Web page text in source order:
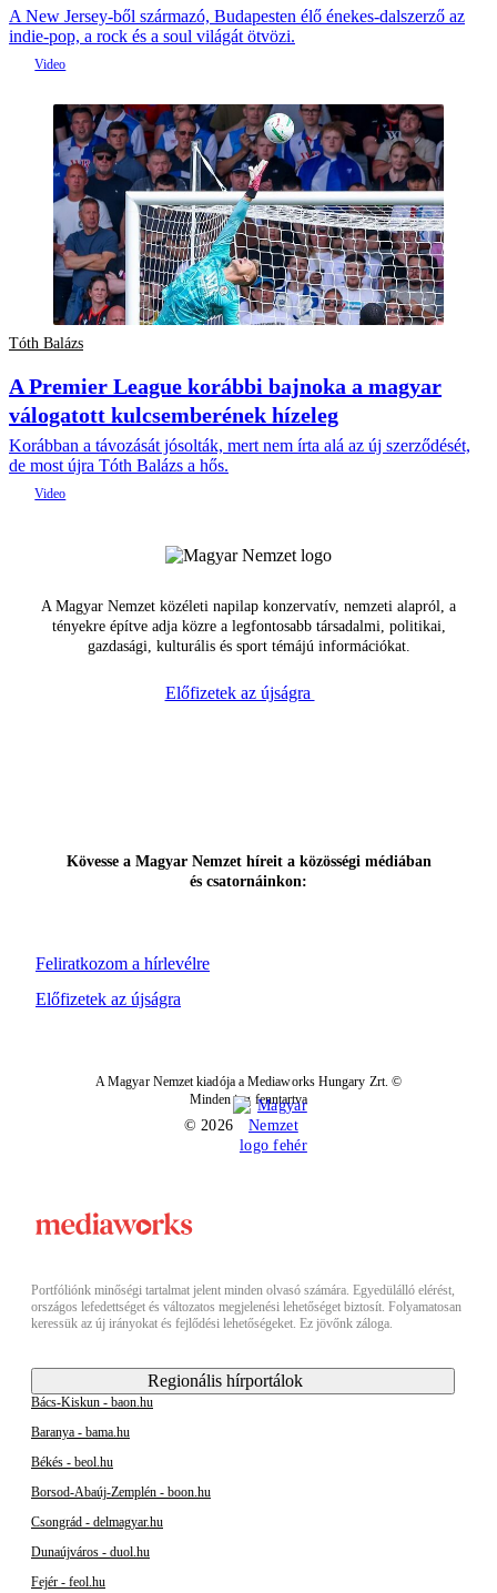
A New Jersey-ből származó, Budapesten élő énekes-dalszerző az
indie-pop, a rock és a soul világát ötvözi.
Tóth Balázs
A Premier League korábbi bajnoka a magyar
válogatott kulcsemberének hízeleg
Korábban a távozását jósolták, mert nem írta alá az új szerződését,
de most újra Tóth Balázs a hős.
A Magyar Nemzet közéleti napilap konzervatív, nemzeti alapról, a
tényekre építve adja közre a legfontosabb társadalmi, politikai,
gazdasági, kulturális és sport témájú információkat.
Előfizetek az újságra
Feliratkozom a hírlevélre
Kövesse a Magyar Nemzet híreit a közösségi médiában
és csatornáinkon:
Előfizetek az újságra
A Magyar Nemzet kiadója a Mediaworks Hungary Zrt. ©
Minden jog fenntartva
© 2026
Portfóliónk minőségi tartalmat jelent minden olvasó számára. Egyedülálló elérést,
országos lefedettséget és változatos megjelenési lehetőséget biztosít. Folyamatosan
keressük az új irányokat és fejlődési lehetőségeket. Ez jövőnk záloga.
Regionális hírportálok
Bács-Kiskun - baon.hu
Baranya - bama.hu
Békés - beol.hu
Borsod-Abaúj-Zemplén - boon.hu
Csongrád - delmagyar.hu
Dunaújváros - duol.hu
Fejér - feol.hu